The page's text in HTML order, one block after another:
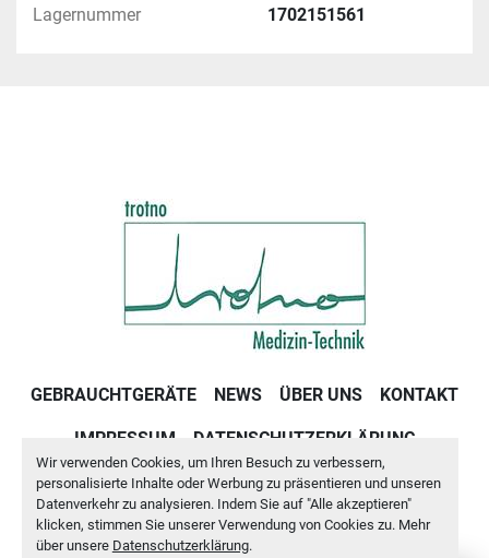
Wir verwenden Cookies, um Ihren Besuch zu verbessern,
personalisierte Inhalte oder Werbung zu präsentieren und unseren
Datenverkehr zu analysieren. Indem Sie auf "Alle akzeptieren"
klicken, stimmen Sie unserer Verwendung von Cookies zu. Mehr
über unsere Datenschutzerklärung.
Lagernummer 1702151561
GEBRAUCHTGERÄTE NEWS ÜBER UNS KONTAKT
IMPRESSUM DATENSCHUTZERKLÄRUNG
GESCHÄFTSBEDINGUNGEN
Cookie-Einstellungen